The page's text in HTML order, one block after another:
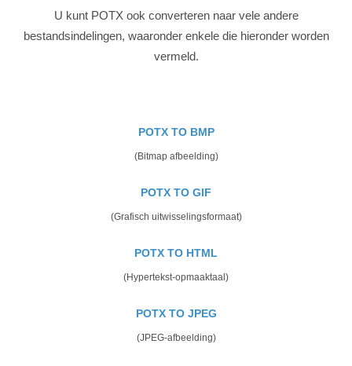
U kunt POTX ook converteren naar vele andere
bestandsindelingen, waaronder enkele die hieronder worden
vermeld.
POTX TO BMP
(Bitmap afbeelding)
POTX TO GIF
(Grafisch uitwisselingsformaat)
POTX TO HTML
(Hypertekst-opmaaktaal)
POTX TO JPEG
(JPEG-afbeelding)